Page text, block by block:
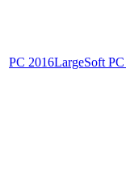
LargeSoft